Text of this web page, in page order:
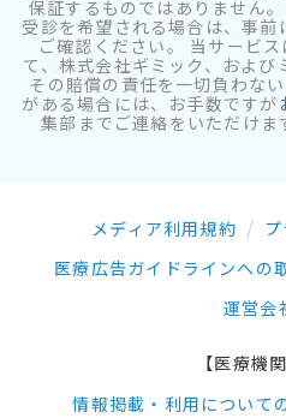
保証するものではありません
受診を希望される場合は、事
ご確認ください。 当サービ
て、株式会社ギミック、およ
その賠償の責任を一切負わな
がある場合には、お手数ですが
集部までご連絡をいただけま
メディア利用規約
医療広告ガイドラインへの
運営会
【医療機
情報掲載・利用について